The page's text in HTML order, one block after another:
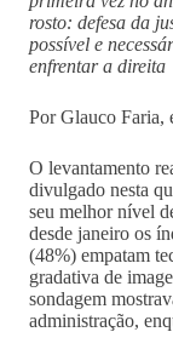
rosto: defesa da
possível e
enfrentar a direita
Por Glauco Faria,
O levantamento
divulgado nesta
seu melhor nível
desde janeiro os
(48%) empatam
gradativa de
sondagem
administração,